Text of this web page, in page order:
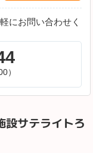
にお問い合わせく
）
設サテライトろ